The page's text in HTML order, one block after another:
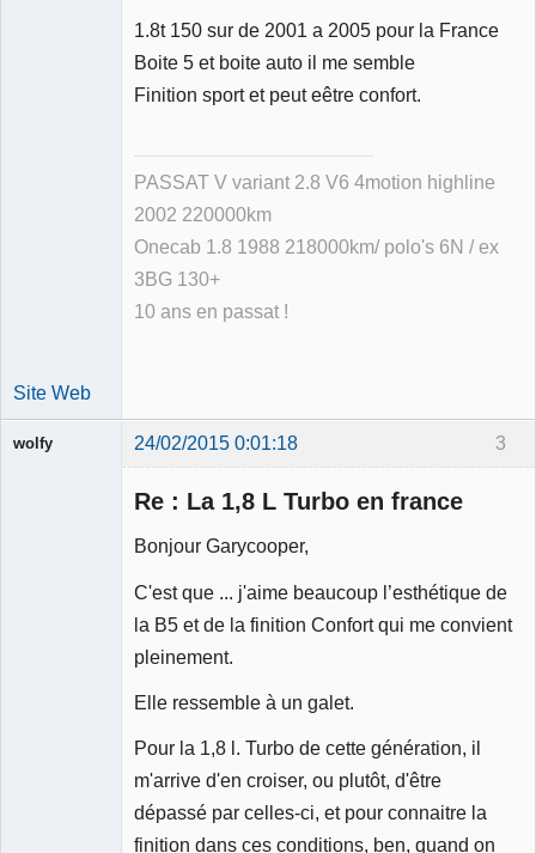
1.8t 150 sur de 2001 a 2005 pour la France
Boite 5 et boite auto il me semble
Finition sport et peut eêtre confort.
PASSAT V variant 2.8 V6 4motion highline
2002 220000km
Onecab 1.8 1988 218000km/ polo's 6N / ex
3BG 130+
10 ans en passat !
Site Web
3
wolfy 24/02/2015 0:01:18
Re : La 1,8 L Turbo en france
Bonjour Garycooper,
C'est que ... j'aime beaucoup l’esthétique de
la B5 et de la finition Confort qui me convient
pleinement.
Elle ressemble à un galet.
Pour la 1,8 l. Turbo de cette génération, il
m'arrive d'en croiser, ou plutôt, d'être
dépassé par celles-ci, et pour connaitre la
finition dans ces conditions, ben, quand on